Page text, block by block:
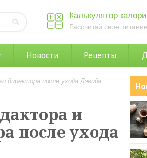
Калькулятор
Рассчитай свое питание
Новости Рецепты
директора после ухода Дэвида
и
после ухода